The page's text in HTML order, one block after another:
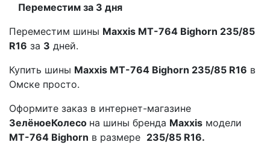
Переместим за 3 дня
Переместим шины Maxxis MT-764 Bighorn 235/85
R16 за 3 дней.
Купить шины Maxxis MT-764 Bighorn 235/85 R16 в
Омске просто.
Оформите заказ в интернет-магазине
ЗелёноеКолесо на шины бренда Maxxis модели
MT-764 Bighorn в размере 235/85 R16.